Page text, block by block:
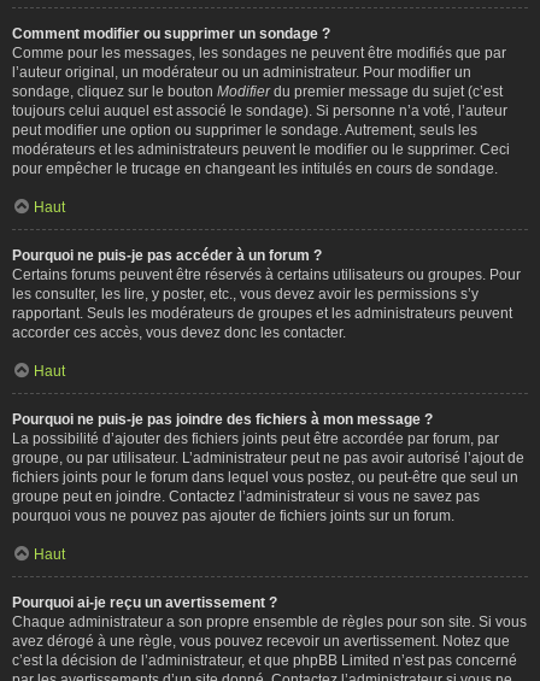
Comment modifier ou supprimer un sondage ?
Comme pour les messages, les sondages ne peuvent être modifiés que par
l’auteur original, un modérateur ou un administrateur. Pour modifier un
sondage, cliquez sur le bouton Modifierdu premier message du sujet (c’est
toujours celui auquel est associé le sondage). Si personne n’a voté, l’auteur
peut modifier une option ou supprimer le sondage. Autrement, seuls les
modérateurs et les administrateurs peuvent le modifier ou le supprimer. Ceci
pour empêcher le trucage en changeant les intitulés en cours de sondage.
Haut
Pourquoi ne puis-je pas accéder à un forum ?
Certains forums peuvent être réservés à certains utilisateurs ou groupes. Pour
les consulter, les lire, y poster, etc., vous devez avoir les permissions s’y
rapportant. Seuls les modérateurs de groupes et les administrateurs peuvent
accorder ces accès, vous devez donc les contacter.
Haut
Pourquoi ne puis-je pas joindre des fichiers à mon message ?
La possibilité d’ajouter des fichiers joints peut être accordée par forum, par
groupe, ou par utilisateur. L’administrateur peut ne pas avoir autorisé l’ajout de
fichiers joints pour le forum dans lequel vous postez, ou peut-être que seul un
groupe peut en joindre. Contactez l’administrateur si vous ne savez pas
pourquoi vous ne pouvez pas ajouter de fichiers joints sur un forum.
Haut
Pourquoi ai-je reçu un avertissement ?
Chaque administrateur a son propre ensemble de règles pour son site. Si vous
avez dérogé à une règle, vous pouvez recevoir un avertissement. Notez que
c’est la décision de l’administrateur, et que phpBB Limited n’est pas concerné